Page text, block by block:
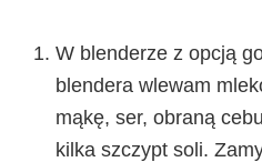
W blenderze z opcją
blendera wlewam
mąkę, ser, obraną
kilka szczypt soli.